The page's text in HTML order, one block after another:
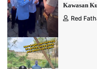
Kawasan
Red